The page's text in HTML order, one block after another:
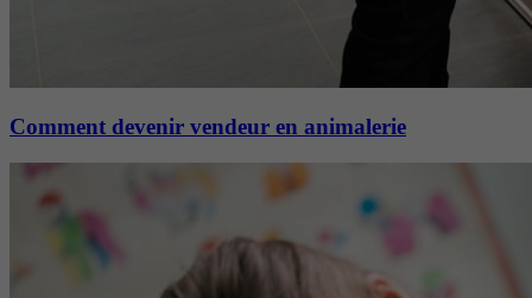
Comment devenir vendeur en animalerie